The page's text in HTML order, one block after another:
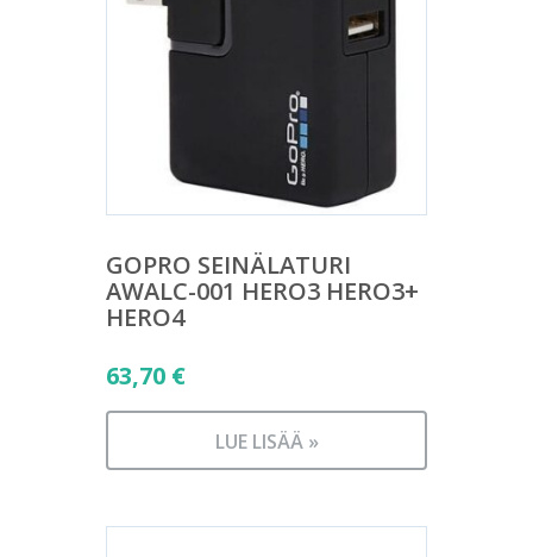
GOPRO SEINÄLATURI
AWALC-001 HERO3 HERO3+
HERO4
63,70 €
LUE LISÄÄ »